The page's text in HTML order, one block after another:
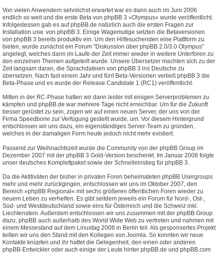
Von vielen Anwendern sehnlichst erwartet war es dann auch im Juni 2006
endlich so weit und die erste Beta von phpBB 3 »Olympus« wurde veröffentlicht.
Infolgedessen gab es auf phpBB.de natürlich auch die ersten Fragen zur
Installation usw. von phpBB 3. Einige Wagemutige setzten die Betaversionen
von phpBB 3 bereits produktiv ein. Um den Hilfesuchenden eine Plattform zu
bieten, wurde zunächst ein Forum "Diskussion über phpBB 2.0/3.0 Olympus"
angelegt, welches dann im Laufe der Zeit immer wieder in weitere Unterforen zu
den einzelnen Themen aufgeteilt wurde. Unsere Übersetzer machten sich zu der
Zeit langsam daran, die Sprachdateien von phpBB 3 ins Deutsche zu
übersetzen. Nach fast einem Jahr und fünf Beta-Versionen verließ phpBB 3 die
Beta-Phase und es wurde der Release Candidate 1 (RC1) veröffentlicht.
Mitten in der RC-Phase hatten wir dann leider mit einigen Serverproblemen zu
kämpfen und phpBB.de war mehrere Tage nicht erreichbar. Um für die Zukunft
besser gerüstet zu sein, zogen wir auf einen neuen Server, der uns von der
Firma Speedbone zur Verfügung gestellt wurde, um. Vor diesem Hintergrund
entschlossen wir uns dazu, ein eigenständiges Server-Team zu gründen,
welches in der damaligen Form heute jedoch nicht mehr existiert.
Passend zur Weihnachtszeit wurde die Community von der phpBB Group im
Dezember 2007 mit der phpBB 3 Gold-Version beschenkt. Im Januar 2008 folgte
unser deutsches Komplettpaket sowie der Schnelleinstieg für phpBB 3.
Da die Aktitiväten der bisher in privaten Foren beheimateten phpBB Usergroups
mehr und mehr zurückgingen, entschlossen wir uns im Oktober 2007, den
Bereich »phpBB Regional« mit sechs größeren öffentlichen Foren wieder zu
neuem Leben zu verhelfen. Es gibt seitdem jeweils ein Forum für Nord-, Ost-,
Süd- und Westdeutschland sowie eins für Österreich und die Schweiz inkl.
Liechtenstein. Außerdem entschlossen wir uns zusammen mit der phpBB Group
dazu, phpBB auch außerhalb des World Wide Web zu vertreten und nahmen mit
einem Messestand auf dem Linuxtag 2008 in Berlin teil. Als gesponsertes Projekt
teilten wir uns den Stand mit den Kollegen von Joomla. So konnten wir neue
Kontakte knüpfen und ihr hattet die Gelegenheit, den einen oder anderen
phpBB-Entwickler oder auch einige der Leute hinter phpBB.de und phpBB.com